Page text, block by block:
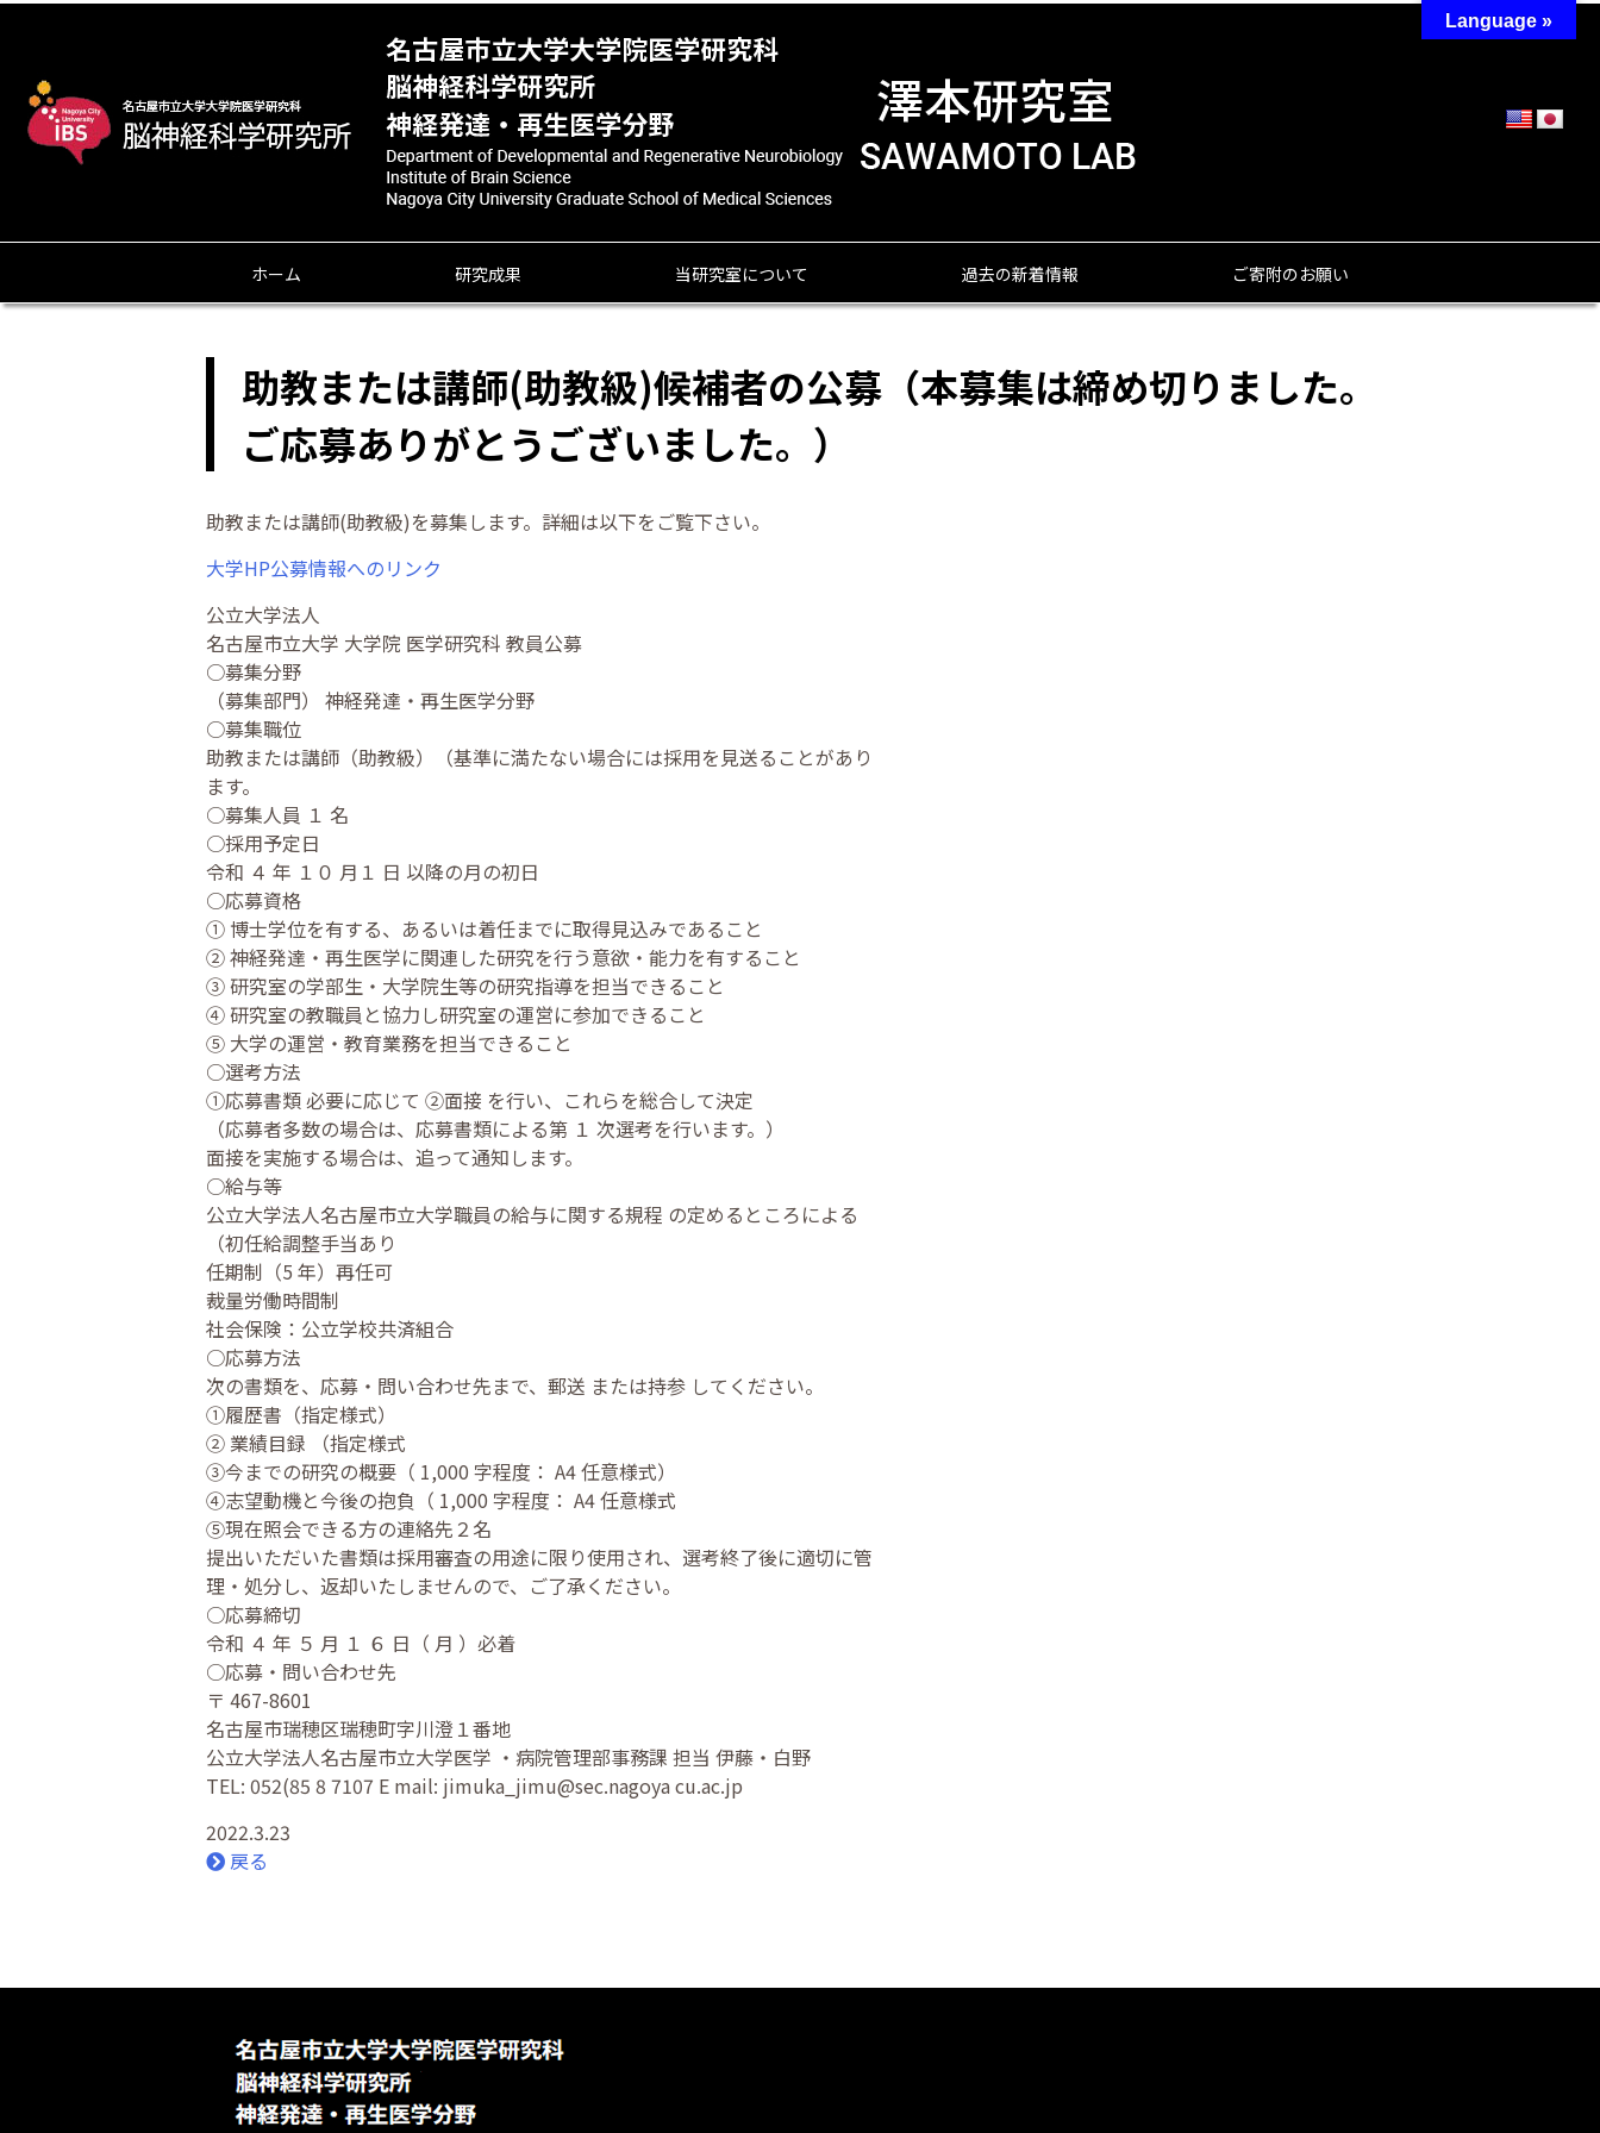
ホーム 研究成果 当研究室について 過去の新着情報 ご寄附のお願い
助教または講師(助教級)候補者の公募（本募集は締め切りました。
ご応募ありがとうございました。）
助教または講師(助教級)を募集します。詳細は以下をご覧下さい。
大学HP公募情報へのリンク
公立大学法人
名古屋市立大学 大学院 医学研究科 教員公募
○募集分野
（募集部門） 神経発達・再生医学分野
○募集職位
助教または講師（助教級）（基準に満たない場合には採用を見送ることがあり
ます。
○募集人員 １ 名
○採用予定日
令和 ４ 年 １０ 月１ 日 以降の月の初日
○応募資格
① 博士学位を有する、あるいは着任までに取得見込みであること
② 神経発達・再生医学に関連した研究を行う意欲・能力を有すること
③ 研究室の学部生・大学院生等の研究指導を担当できること
④ 研究室の教職員と協力し研究室の運営に参加できること
⑤ 大学の運営・教育業務を担当できること
○選考方法
①応募書類 必要に応じて ②面接 を行い、これらを総合して決定
（応募者多数の場合は、応募書類による第 １ 次選考を行います。）
面接を実施する場合は、追って通知します。
○給与等
公立大学法人名古屋市立大学職員の給与に関する規程 の定めるところによる
（初任給調整手当あり
任期制（5 年）再任可
裁量労働時間制
社会保険：公立学校共済組合
○応募方法
次の書類を、応募・問い合わせ先まで、郵送 または持参 してください。
①履歴書（指定様式）
② 業績目録 （指定様式
③今までの研究の概要（ 1,000 字程度： A4 任意様式）
④志望動機と今後の抱負（ 1,000 字程度： A4 任意様式
⑤現在照会できる方の連絡先２名
提出いただいた書類は採用審査の用途に限り使用され、選考終了後に適切に管
理・処分し、返却いたしませんので、ご了承ください。
○応募締切
令和 ４ 年 ５ 月 １ ６ 日（ 月 ）必着
○応募・問い合わせ先
〒 467-8601
名古屋市瑞穂区瑞穂町字川澄１番地
公立大学法人名古屋市立大学医学 ・病院管理部事務課 担当 伊藤・白野
TEL: 052(85 8 7107 E mail: jimuka_jimu@sec.nagoya cu.ac.jp
2022.3.23
戻る
Language »